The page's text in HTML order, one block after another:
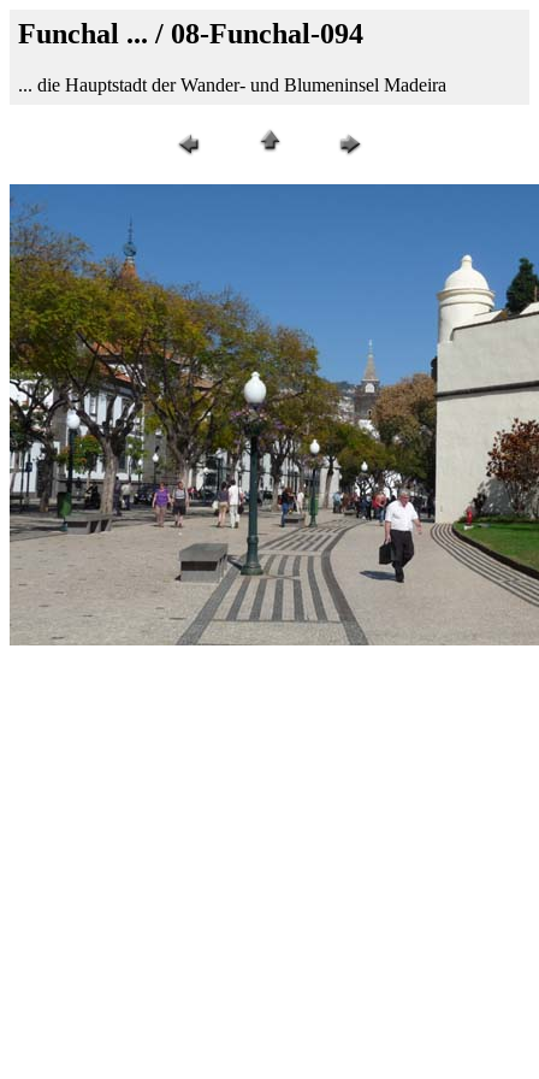
Funchal ... / 08-Funchal-094
... die Hauptstadt der Wander- und Blumeninsel Madeira